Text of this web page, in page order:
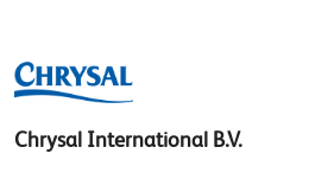
Chrysal International B.V.